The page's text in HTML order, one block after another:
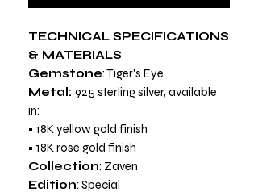
TECHNICAL SPECIFICATIONS
& MATERIALS
Gemstone: Tiger's Eye
Metal: 925 sterling silver, available
in:
• 18K yellow gold finish
• 18K rose gold finish
Collection: Zaven
Edition: Special